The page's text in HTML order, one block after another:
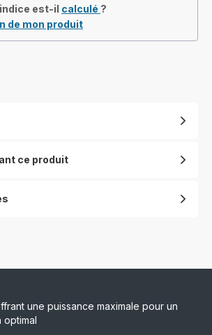
est-il calculé ?
de mon produit
ce produit
une puissance maximale pour un
optimal